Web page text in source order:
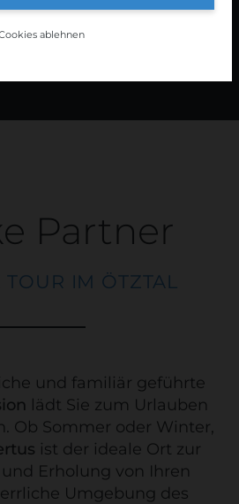
PROGRAMM
Partner
IM ÖTZTAL
und familiär geführte
lädt Sie zum Urlauben
Ob Sommer oder Winter,
ist der ideale Ort zur
Erholung von Ihren
Umgebung des
ablehnen